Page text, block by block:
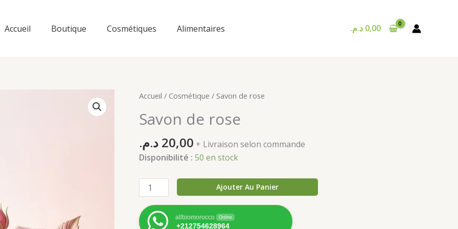
Accueil Boutique Cosmétiques Alimentaires 0,00 د.م.
Accueil / Cosmétique / Savon de rose
Savon de rose
20,00 د.م.
+ Livraison selon commande
Disponibilité : 50 en stock
quantité
de
Savon
de
Ajouter Au Panier
allbiomorocco Online
+212754628964